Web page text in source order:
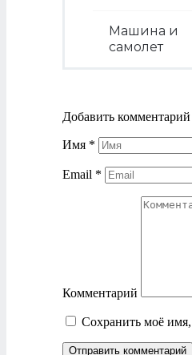
Машина и
самолет
Добавить комментарий
Имя *
Email *
Комментарий
Сохранить моё